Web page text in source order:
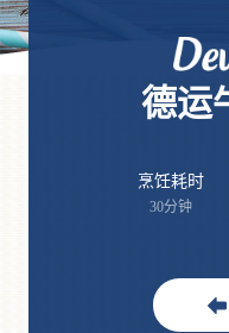
德运
烹饪耗时
30分钟